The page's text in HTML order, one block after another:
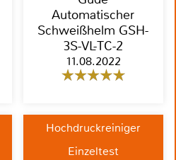
Automatischer
Schweißhelm GSH-
3S-VL-TC-2
11.08.2022
Hochdruckreiniger
Einzeltest